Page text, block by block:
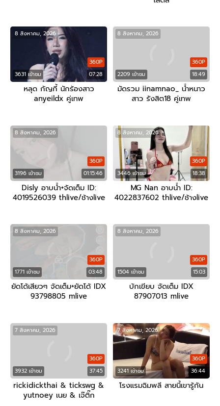
3631 เข้าชม 07:28
360P
8 สิงหาคม, 2026
หลุด กัญกี้ นักร้องสาว
anyeildx คู่เทพ
2209 เข้าชม 18:49
360P
8 สิงหาคม, 2026
มัดรวม iinamnao_ น้ำหนาว
สาว รังสิต18 คู่เทพ
3196 เข้าชม 01:15:46
360P
8 สิงหาคม, 2026
Disly อาบน้ำ+จัดเต็ม ID:
4019526039 thlive/ช้างlive
3446 เข้าชม 18:38
360P
8 สิงหาคม, 2026
MG Nan อาบน้ำ ID:
4022837602 thlive/ช้างlive
1771 เข้าชม 03:48
360P
8 สิงหาคม, 2026
ยัดโด้เสียวๆ จัดเต็ม+ยัดโด้ IDX
93798805 mlive
1504 เข้าชม 15:03
360P
8 สิงหาคม, 2026
บักเขียบ จัดเต็ม IDX
87907013 mlive
3932 เข้าชม 37:45
360P
7 สิงหาคม, 2026
rickidickthai & tickswg &
yutnoey เนย & เจ๊ติ๊ก
3241 เข้าชม 36:44
360P
7 สิงหาคม, 2026
โรงแรมฉิมพลี สายนี้เขารู้กัน